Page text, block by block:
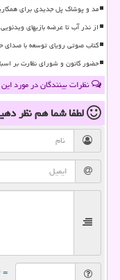
مد و پوشاک پل جدیدی برای
از نذر آب تا عرضه بازیهای
کتاب صوتی رویای توسعه با
حضور کانون و شورای نظارت بر
نظرات بینندگان در مورد
لطفا شما همنظر
= ۴ بعلاوه ۴